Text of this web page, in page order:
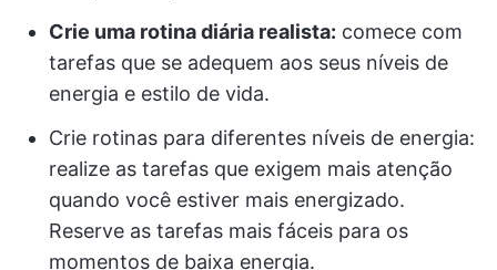
Crie uma rotina diária realista: comece com
tarefas que se adequem aos seus níveis de
energia e estilo de vida.
Crie rotinas para diferentes níveis de energia:
realize as tarefas que exigem mais atenção
quando você estiver mais energizado.
Reserve as tarefas mais fáceis para os
momentos de baixa energia.